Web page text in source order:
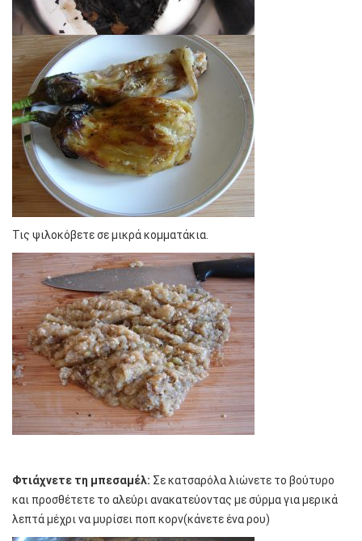
Τις ψιλοκόβετε σε μικρά κομματάκια.
Φτιάχνετε τη μπεσαμέλ: Σε κατσαρόλα λιώνετε το βούτυρο
και προσθέτετε το αλεύρι ανακατεύοντας με σύρμα για μερικά
λεπτά μέχρι να μυρίσει ποπ κορν(κάνετε ένα ρου)